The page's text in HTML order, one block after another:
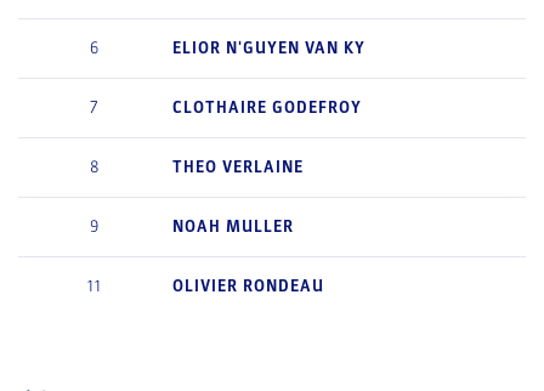
6 ELIOR N'GUYEN VAN KY
7 CLOTHAIRE GODEFROY
8 THEO VERLAINE
9 NOAH MULLER
11 OLIVIER RONDEAU